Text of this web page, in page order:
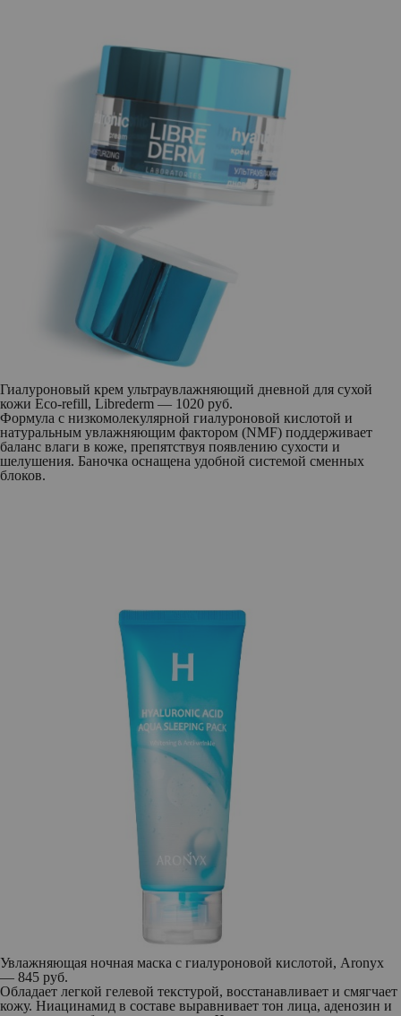
Гиалуроновый крем ультраувлажняющий дневной для сухой
кожи Eco-refill, Librederm — 1020 руб.
Формула с низкомолекулярной гиалуроновой кислотой и
натуральным увлажняющим фактором (NMF) поддерживает
баланс влаги в коже, препятствуя появлению сухости и
шелушения. Баночка оснащена удобной системой сменных
блоков.
Увлажняющая ночная маска с гиалуроновой кислотой, Aronyx
— 845 руб.
Обладает легкой гелевой текстурой, восстанавливает и смягчает
кожу. Ниацинамид в составе выравнивает тон лица, аденозин и